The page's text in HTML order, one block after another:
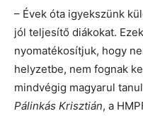
– Évek óta igyekszünk
jól teljesítő diákokat.
nyomatékosítjuk, hogy
helyzetbe, nem fognak
mindvégig magyarul
Pálinkás Krisztián, a